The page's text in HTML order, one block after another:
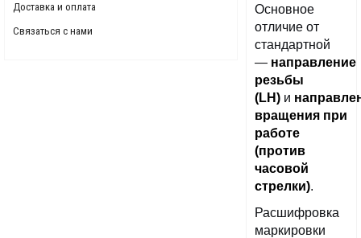
Доставка и оплата
Связаться с нами
Основное
отличие от
стандартной
— направление
резьбы
(LH) и
вращения при
работе
(против
часовой
стрелки).
Расшифровка
маркировки